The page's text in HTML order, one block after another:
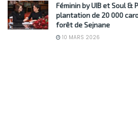
Féminin by UIB et Soul
plantation de 20 000
forêt de Sejnane
10 MARS 2026